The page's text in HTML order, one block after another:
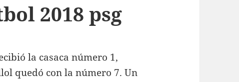
2018 psg
la casaca número 1,
quedó con la número 7. Un